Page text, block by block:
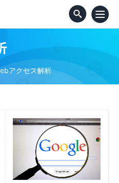
アクセス解析